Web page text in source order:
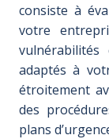
consiste à
votre
vulnérabilités
adaptés à
étroitement
des
plans